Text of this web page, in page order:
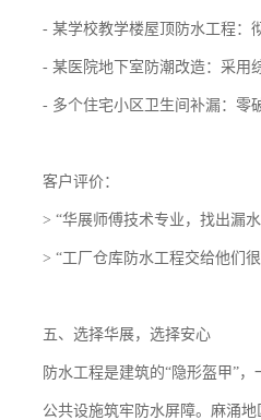
- 某学校教学楼屋顶防水工程：
- 某医院地下室防潮改造：采用
- 多个住宅小区卫生间补漏：零
客户评价：
> “华展师傅技术专业，找出漏
> “工厂仓库防水工程交给他们
五、选择华展，选择安心
防水工程是建筑的“隐形盔甲”
公共设施筑牢防水屏障。麻涌